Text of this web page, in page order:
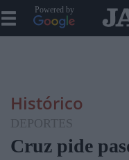
Powered by
Histórico
DEPORTES
Cruz pide